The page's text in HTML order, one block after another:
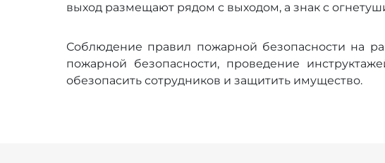
выход размещают рядом с выходом, а знак с
Соблюдение правил пожарной безопасности на
пожарной безопасности, проведение
обезопасить сотрудников и защитить имущество.